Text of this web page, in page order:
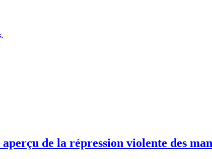
de la répression violente des